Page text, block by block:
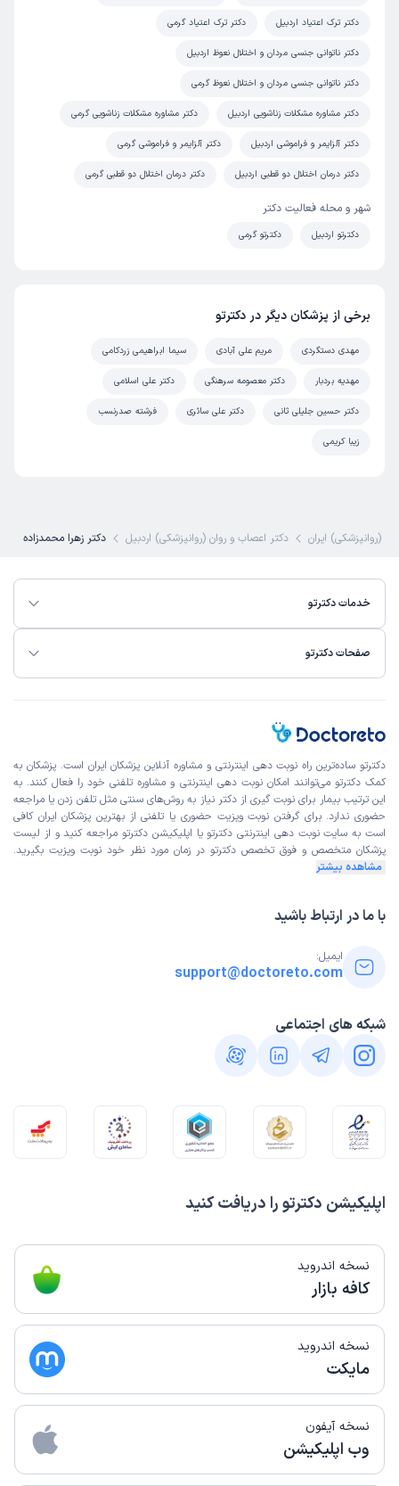
دکتر ترک اعتیاد اردبیل دکتر ترک اعتیاد گرمی
دکتر ناتوانی جنسی مردان و اختلال نعوظ اردبیل
دکتر ناتوانی جنسی مردان و اختلال نعوظ گرمی
دکتر مشاوره مشکلات زناشویی اردبیل دکتر مشاوره مشکلات زناشویی گرمی
دکتر آلزایمر و فراموشی اردبیل دکتر آلزایمر و فراموشی گرمی
دکتر درمان اختلال دو قطبی اردبیل دکتر درمان اختلال دو قطبی گرمی
شهر و محله فعالیت دکتر
دکترتو اردبیل دکترتو گرمی
برخی از پزشکان دیگر در دکترتو
مهدی دستگردی مریم علی آبادی سیما ابراهیمی زردکامی
مهدیه بردبار دکتر معصومه سرهنگی دکتر علی اسلامی
دکتر حسین جلیلی ثانی دکتر علی سائری فرشته صدرنسب
زیبا کریمی
(روانپزشکی) ایران دکتر اعصاب و روان (روانپزشکی) اردبیل دکتر زهرا محمدزاده
خدمات دکترتو
صفحات دکترتو
اپلیکیشن دکترتو را دریافت کنید
نسخه اندروید
کافه بازار
نسخه اندروید
مایکت
نسخه آیفون
وب اپلیکیشن
دکترتو ساده‌ترین راه نوبت‌ دهی اینترنتی و مشاوره آنلاین پزشکان ایران است. پزشکان به
کمک دکترتو می‌توانند امکان نوبت دهی اینترنتی و مشاوره تلفنی خود را فعال کنند. به
این ترتیب بیمار برای نوبت گیری از دکتر نیاز به روش‌های سنتی مثل تلفن زدن یا مراجعه
حضوری ندارد. برای گرفتن نوبت ویزیت حضوری یا تلفنی از بهترین پزشکان ایران کافی
است به سایت نوبت دهی اینترنتی دکترتو یا اپلیکیشن دکترتو مراجعه کنید و از لیست
پزشکان متخصص و فوق تخصص دکترتو در زمان مورد نظر خود نوبت ویزیت بگیرید.
مشاهده بیشتر
با ما در ارتباط باشید
ایمیل:
support@doctoreto.com
شبکه های اجتماعی